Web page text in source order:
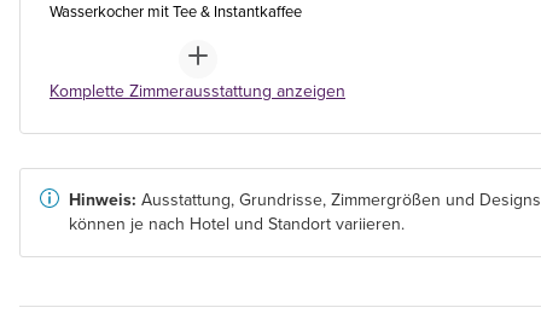
Wasserkocher mit Tee & Instantkaffee
Komplette Zimmerausstattung anzeigen
Hinweis: Ausstattung, Grundrisse, Zimmergrößen und Designs
können je nach Hotel und Standort variieren.